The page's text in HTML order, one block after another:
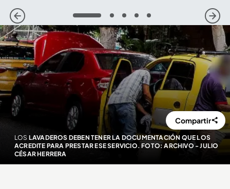
1 2 3 4 5
LOS LAVADEROS DEBEN TENER LA DOCUMENTACIÓN QUE LOS
ACREDITE PARA PRESTAR ESE SERVICIO. FOTO: ARCHIVO - JULIO
CÉSAR HERRERA
Compartir